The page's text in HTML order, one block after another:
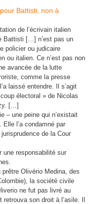
Battisti, non à
de l’écrivain italien
Battisti […] n’est pas un
policier ou judicaire
ou italien. Ce n’est pas non
avancée de la lutte
comme la presse
laissé entendre. Il s’agit
coup électoral » de Nicolas
[…]
– une peine qui n’existait
l’a condamné par
de la Cour
une responsabilité sur
Olivério Medina, des
la société civile
ne fut pas livré au
son droit à l’asile. Il